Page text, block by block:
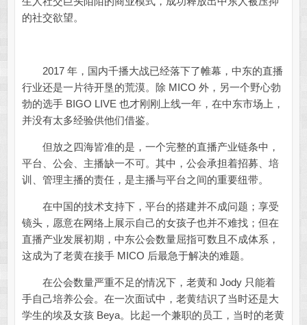
的社交欲望。
2017 年，国内千播大战已经落下了帷幕，中东的直播
行业还是一片待开垦的荒漠。除 MICO 外，另一个野心勃
勃的选手 BIGO LIVE 也才刚刚上线一年，在中东市场上，
并没有太多经验供他们借鉴。
但放之四海皆准的是，一个完整的直播产业链条中，
平台、公会、主播缺一不可。其中，公会承担着招募、培
训、管理主播的责任，是主播与平台之间的重要纽带。
在中国的技术支持下，平台的搭建并不成问题；享受
镜头，愿意在网络上展示自己的女孩子也并不难找；但在
直播产业发展初期，中东公会数量屈指可数且不成体系，
这成为了老黄在接手 MICO 后最急于解决的难题。
在公会数量严重不足的情况下，老黄和 Jody 只能着
手自己培养公会。在一次面试中，老黄结识了当时还是大
学生的埃及女孩 Beya。比起一个兼职的员工，当时的老黄